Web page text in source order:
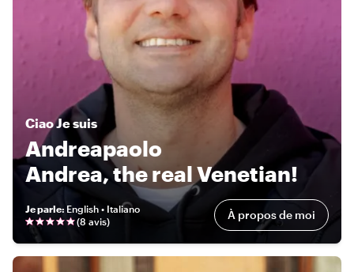
CiaoJe suis
Andreapaolo
Andrea, the real Venetian!
Je parle: English • Italiano
(8 avis) À propos de moi